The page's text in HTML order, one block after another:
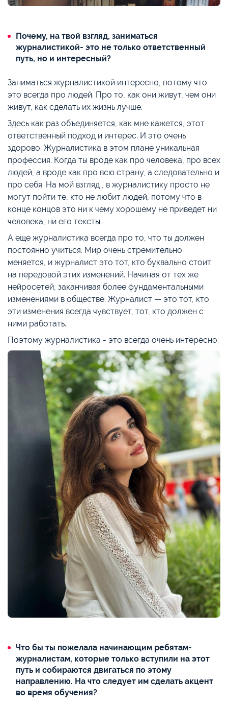
Почему, на твой взгляд, заниматься
журналистикой- это не только ответственный
путь, но и интересный?
Заниматься журналистикой интересно, потому что
это всегда про людей. Про то, как они живут, чем они
живут, как сделать их жизнь лучше.
Здесь как раз объединяется, как мне кажется, этот
ответственный подход и интерес. И это очень
здорово. Журналистика в этом плане уникальная
профессия. Когда ты вроде как про человека, про всех
людей, а вроде как про всю страну, а следовательно и
про себя. На мой взгляд , в журналистику просто не
могут пойти те, кто не любит людей, потому что в
конце концов это ни к чему хорошему не приведет ни
человека, ни его тексты.
А еще журналистика всегда про то, что ты должен
постоянно учиться. Мир очень стремительно
меняется, и журналист это тот, кто буквально стоит
на передовой этих изменений. Начиная от тех же
нейросетей, заканчивая более фундаментальными
изменениями в обществе. Журналист — это тот, кто
эти изменения всегда чувствует, тот, кто должен с
ними работать.
Поэтому журналистика - это всегда очень интересно.
Что бы ты пожелала начинающим ребятам-
журналистам, которые только вступили на этот
путь и собираются двигаться по этому
направлению. На что следует им сделать акцент
во время обучения?